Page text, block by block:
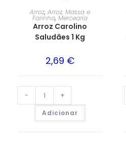
Arroz, Arroz, Massa e
Farinha, Mercearia
Arroz Carolino
Saludães 1 Kg
2,69 €
- +
Adicionar